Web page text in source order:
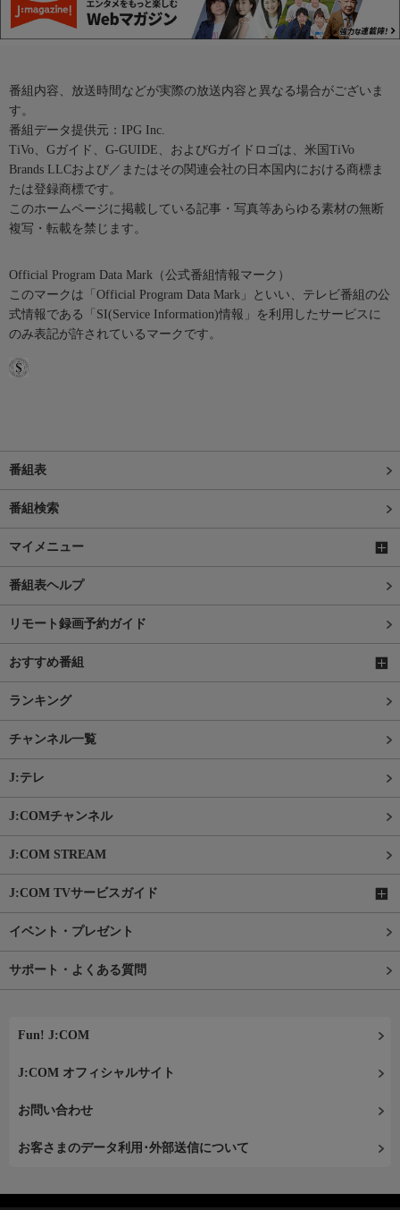
番組内容、放送時間などが実際の放送内容と異なる場合がございま
す。
番組データ提供元：IPG Inc.
TiVo、Gガイド、G-GUIDE、およびGガイドロゴは、米国TiVo
Brands LLCおよび／またはその関連会社の日本国内における商標ま
たは登録商標です。
このホームページに掲載している記事・写真等あらゆる素材の無断
複写・転載を禁じます。
Official Program Data Mark（公式番組情報マーク）
このマークは「Official Program Data Mark」といい、テレビ番組の公
式情報である「SI(Service Information)情報」を利用したサービスに
のみ表記が許されているマークです。
番組表
番組検索
マイメニュー
番組表ヘルプ
リモート録画予約ガイド
おすすめ番組
ランキング
チャンネル一覧
J:テレ
J:COMチャンネル
J:COM STREAM
J:COM TVサービスガイド
イベント・プレゼント
サポート・よくある質問
Fun! J:COM
J:COM オフィシャルサイト
お問い合わせ
お客さまのデータ利用･外部送信について